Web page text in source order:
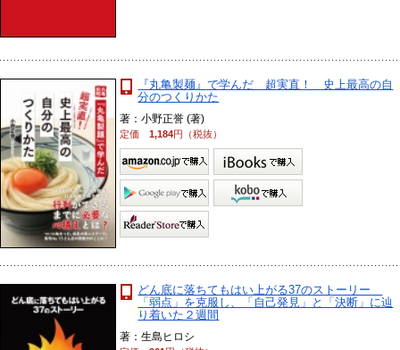
『丸亀製麺』で学んだ 超実直！ 史上最高の自
分のつくりかた
著：小野正誉 (著)
定価1,184円（税抜）
どん底に落ちてもはい上がる37のストーリー
「弱点」を克服し、「自己発見」と「決断」に辿
り着いた２週間
著：生島ヒロシ